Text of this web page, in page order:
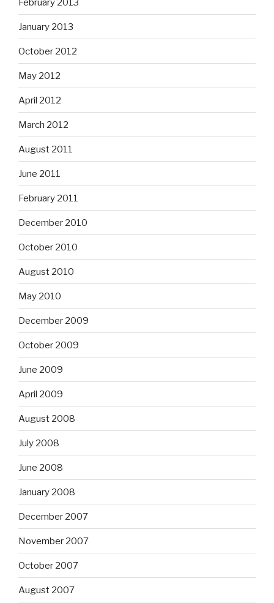
February 2013
January 2013
October 2012
May 2012
April 2012
March 2012
August 2011
June 2011
February 2011
December 2010
October 2010
August 2010
May 2010
December 2009
October 2009
June 2009
April 2009
August 2008
July 2008
June 2008
January 2008
December 2007
November 2007
October 2007
August 2007